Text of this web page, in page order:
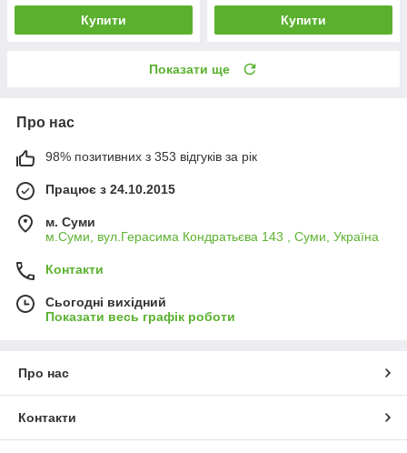
Купити Купити
Показати ще
Про нас
98% позитивних з 353 відгуків за рік
Працює з 24.10.2015
м. Суми
м.Суми, вул.Герасима Кондратьєва 143 , Суми, Україна
Контакти
Сьогодні вихідний
Показати весь графік роботи
Про нас
Контакти